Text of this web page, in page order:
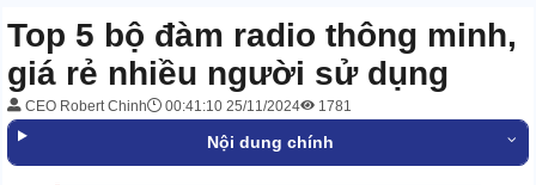
Top 5 bộ đàm radio thông minh,
giá rẻ nhiều người sử dụng
CEO Robert Chinh 00:41:10 25/11/2024 1781
Nội dung chính